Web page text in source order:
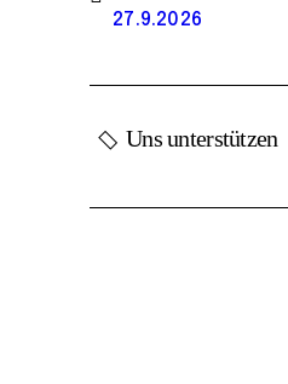
27.9.2026
Uns unterstützen